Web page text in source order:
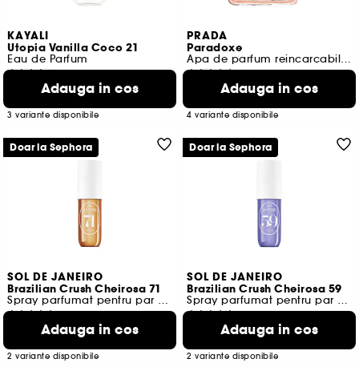
KAYALI
Utopia Vanilla Coco 21
Eau de Parfum
160
172,00 Lei
3 variante disponibile
Adauga in cos
PRADA
Paradoxe
Apa de parfum reincarcabila femei
1674
498,00 Lei
4 variante disponibile
Adauga in cos
SOL DE JANEIRO
Brazilian Crush Cheirosa 71
Spray parfumat pentru par si corp
4213
130,00 Lei
2 variante disponibile
Adauga in cos
Doar la Sephora
SOL DE JANEIRO
Brazilian Crush Cheirosa 59
Spray parfumat pentru par si corp
2448
130,00 Lei
2 variante disponibile
Adauga in cos
Doar la Sephora